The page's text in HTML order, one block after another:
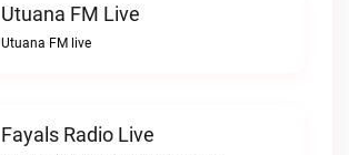
Utuana FM Live
Utuana FM live
Fayals Radio Live